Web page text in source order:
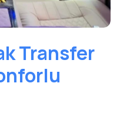
Transfer